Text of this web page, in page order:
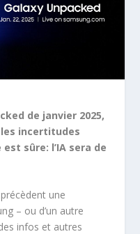
de janvier 2025,
incertitudes
sûre: l’IA sera de
une
– ou d’un autre
infos et autres